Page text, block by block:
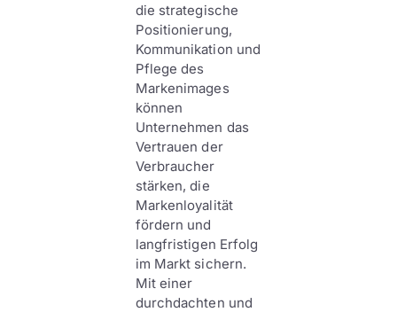
die strategische
Positionierung,
Kommunikation und
Pflege des
Markenimages
können
Unternehmen das
Vertrauen der
Verbraucher
stärken, die
Markenloyalität
fördern und
langfristigen Erfolg
im Markt sichern.
Mit einer
durchdachten und